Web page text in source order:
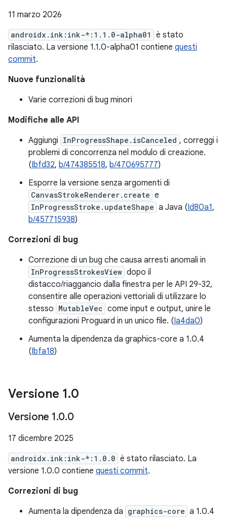
11 marzo 2026
androidx.ink:ink-*:1.1.0-alpha01
è stato
rilasciato. La versione 1.1.0-alpha01 contiene questi
commit.
Nuove funzionalità
Varie correzioni di bug minori
Modifiche alle API
Aggiungi InProgressShape.isCanceled , correggi i
problemi di concorrenza nel modulo di creazione.
(Ibfd32, b/474385518, b/470695777)
Esporre la versione senza argomenti di
CanvasStrokeRenderer.create e
InProgressStroke.updateShape a Java (Id80a1,
b/457715938)
Correzioni di bug
Correzione di un bug che causa arresti anomali in
InProgressStrokesView dopo il
distacco/riaggancio dalla finestra per le API 29-32,
consentire alle operazioni vettoriali di utilizzare lo
stesso MutableVec come input e output, unire le
configurazioni Proguard in un unico file. (Ia4da0)
Aumenta la dipendenza da graphics-core a 1.0.4
(Ibfa18)
Versione 1.0
Versione 1.0.0
17 dicembre 2025
androidx.ink:ink-*:1.0.0 è stato rilasciato. La
versione 1.0.0 contiene questi commit.
Correzioni di bug
Aumenta la dipendenza da graphics-core a 1.0.4